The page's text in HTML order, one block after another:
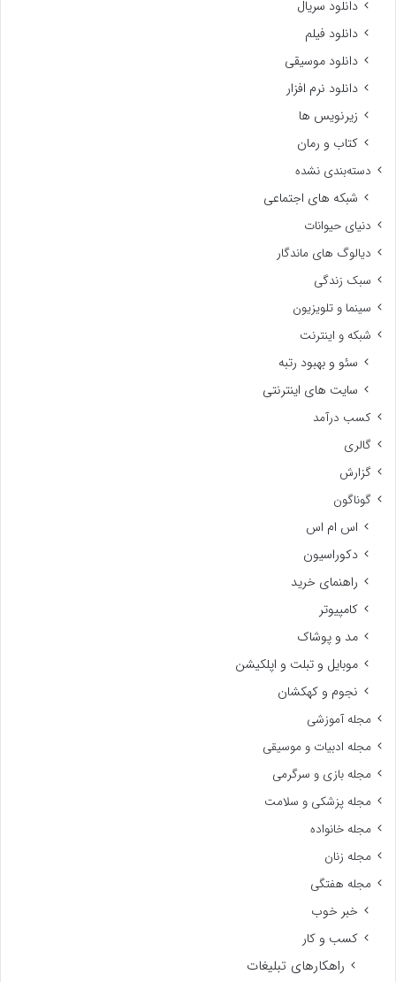
دانلود سریال
دانلود فیلم
دانلود موسیقی
دانلود نرم افزار
زیرنویس ها
کتاب و رمان
دسته‌بندی نشده
شبکه های اجتماعی
دنیای حیوانات
دیالوگ های ماندگار
سبک زندگی
سینما و تلویزیون
شبکه و اینترنت
سئو و بهبود رتبه
سایت های اینترنتی
کسب درآمد
گالری
گزارش
گوناگون
اس ام اس
دکوراسیون
راهنمای خرید
کامپیوتر
مد و پوشاک
موبایل و تبلت و اپلکیشن
نجوم و کهکشان
مجله آموزشی
مجله ادبیات و موسیقی
مجله بازی و سرگرمی
مجله پزشکی و سلامت
مجله خانواده
مجله زنان
مجله هفتگی
خبر خوب
کسب و کار
راهکارهای تبلیغات